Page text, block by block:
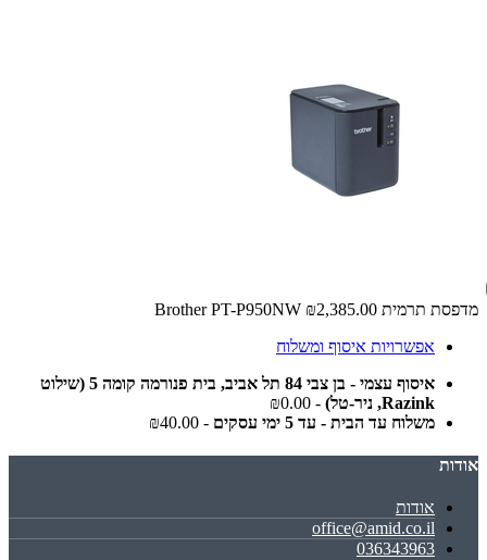
מדפסת ‏תרמית Brother PT-P950NW ₪2,385.00
אפשרויות איסוף ומשלוח
איסוף עצמי - בן צבי 84 תל אביב, בית פנורמה קומה 5 (שילוט
Razink, ניר-טל)
- ₪0.00
משלוח עד הבית - עד 5 ימי עסקים
- ₪40.00
אודות
אודות
office@amid.co.il
036343963